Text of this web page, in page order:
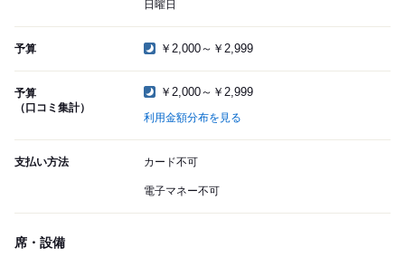
日曜日
予算 ￥2,000～￥2,999
予算
（口コミ集計）
￥2,000～￥2,999
利用金額分布を見る
支払い方法 カード不可
電子マネー不可
席・設備